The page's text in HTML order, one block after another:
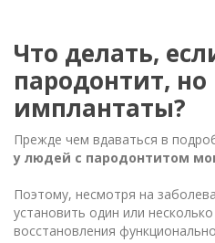
Что делать,
пародонтит,
имплантаты?
Прежде чем вдаваться в
у людей с пародонтитом
Поэтому, несмотря на
установить один или
восстановления